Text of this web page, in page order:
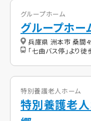
グループホーム
グループホー
兵庫県 洲本市 桑間
「七曲バス停」より徒
特別養護老人ホーム
特別養護老人